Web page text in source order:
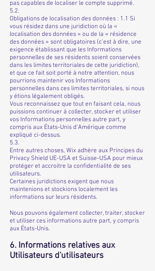
pas capables de localiser le compte supprimé.
5.2.
Obligations de localisation des données : 1.1 Si
vous résidez dans une juridiction où la «
localisation des données » ou de la « résidence
des données » sont obligatoires (c’est à dire, une
exigence établissant que les Informations
personnelles de ses résidents soient conservées
dans les limites territoriales de cette juridiction),
et que ce fait soit porté à notre attention, nous
pourrions maintenir vos Informations
personnelles dans ces limites territoriales, si nous
y étions légalement obligés.
Vous reconnaissez que tout en faisant cela, nous
puissions continuer à collecter, stocker et utiliser
vos Informations personnelles autre part, y
compris aux États-Unis d’Amérique comme
expliqué ci-dessus.
5.3.
Entre autres choses, Wix adhère aux Principes du
Privacy Shield UE-USA et Suisse-USA pour mieux
protéger et accroitre la confidentialité de ses
utilisateurs.
Certaines juridictions exigent que nous
maintenions et stockions localement les
informations sur leurs résidents.
Nous pouvons également collecter, traiter, stocker
et utiliser ces informations autre part, y compris
aux États-Unis.
6. Informations relatives aux
Utilisateurs d'utilisateurs